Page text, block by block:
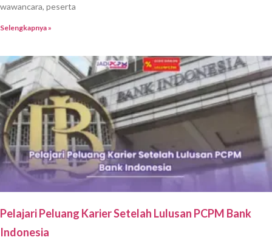
wawancara, peserta
Selengkapnya »
Pelajari Peluang Karier Setelah Lulusan PCPM Bank
Indonesia